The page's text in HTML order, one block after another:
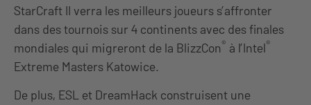
StarCraft II verra les meilleurs joueurs s’affronter
dans des tournois sur 4 continents avec des finales
mondiales qui migreront de la BlizzCon® à l’Intel®
Extreme Masters Katowice.
De plus, ESL et DreamHack construisent une